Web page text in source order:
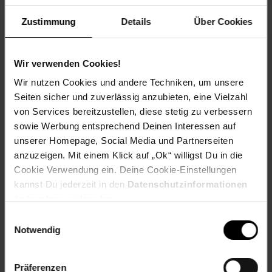
Zustimmung Details Über Cookies
Wir verwenden Cookies!
Wir nutzen Cookies und andere Techniken, um unsere
Seiten sicher und zuverlässig anzubieten, eine Vielzahl
von Services bereitzustellen, diese stetig zu verbessern
sowie Werbung entsprechend Deinen Interessen auf
unserer Homepage, Social Media und Partnerseiten
anzuzeigen. Mit einem Klick auf „Ok“ willigst Du in die
Cookie Verwendung ein. Deine Cookie-Einstellungen
kannst Du jederzeit in den Datenschutzinformationen
Notwendig
Präferenzen
Herstellerinformationen
Fußzeile
Weitere Online-Angebote
Netto Reisen TV-Shop Weinwelt